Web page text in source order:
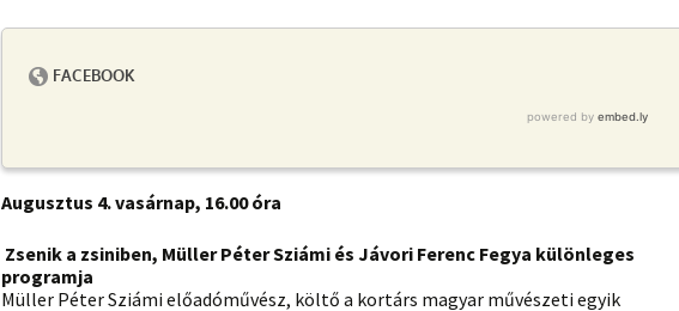
Augusztus 4. vasárnap, 16.00 óra
Zsenik a zsiniben, Müller Péter Sziámi és Jávori Ferenc Fegya különleges
programja
Müller Péter Sziámi előadóművész, költő a kortárs magyar művészeti egyik